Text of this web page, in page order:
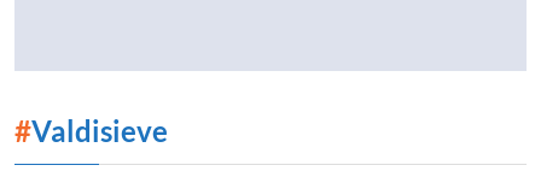
#Valdisieve